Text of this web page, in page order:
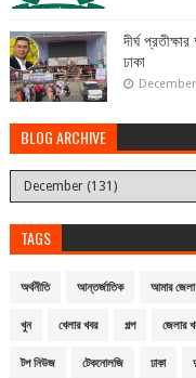
দীর্ঘ
ঢাকা
BLOG ARCHIVE
TAGS
অর্থনীতি আন্তর্জাতিক আমার জেলা
খুন খেলার খবর গল্প জেলার
টপ নিউজ টেকনোলজি ঢাকা